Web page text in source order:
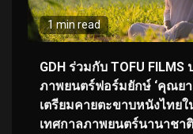
1 min read
GDH ร่วมกับ TOFU FILMS
ภาพยนตร์ฟอร์มยักษ์ ‘คุณยา
เตรียมคายตะขาบหนังไทย
เทศกาลภาพยนตร์นานาชา